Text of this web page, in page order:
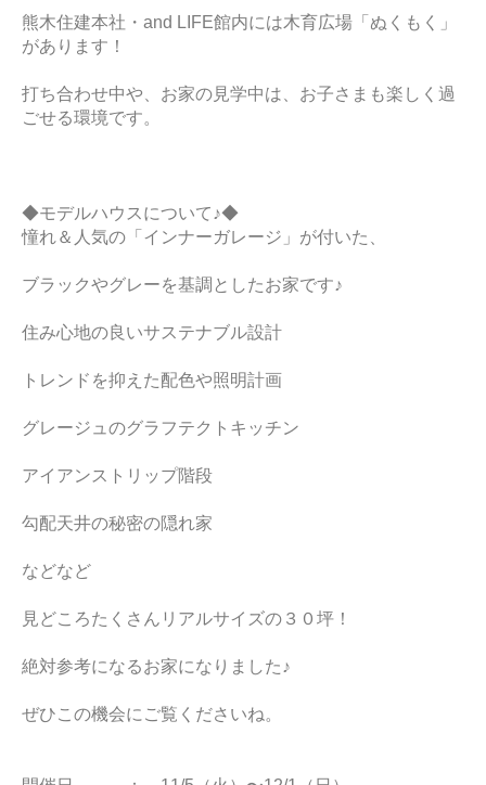
熊木住建本社・and LIFE館内には木育広場「ぬくもく」
があります！
打ち合わせ中や、お家の見学中は、お子さまも楽しく過
ごせる環境です。
◆モデルハウスについて♪◆
憧れ＆人気の「インナーガレージ」が付いた、
ブラックやグレーを基調としたお家です♪
住み心地の良いサステナブル設計
トレンドを抑えた配色や照明計画
グレージュのグラフテクトキッチン
アイアンストリップ階段
勾配天井の秘密の隠れ家
などなど
見どころたくさんリアルサイズの３０坪！
絶対参考になるお家になりました♪
ぜひこの機会にご覧くださいね。